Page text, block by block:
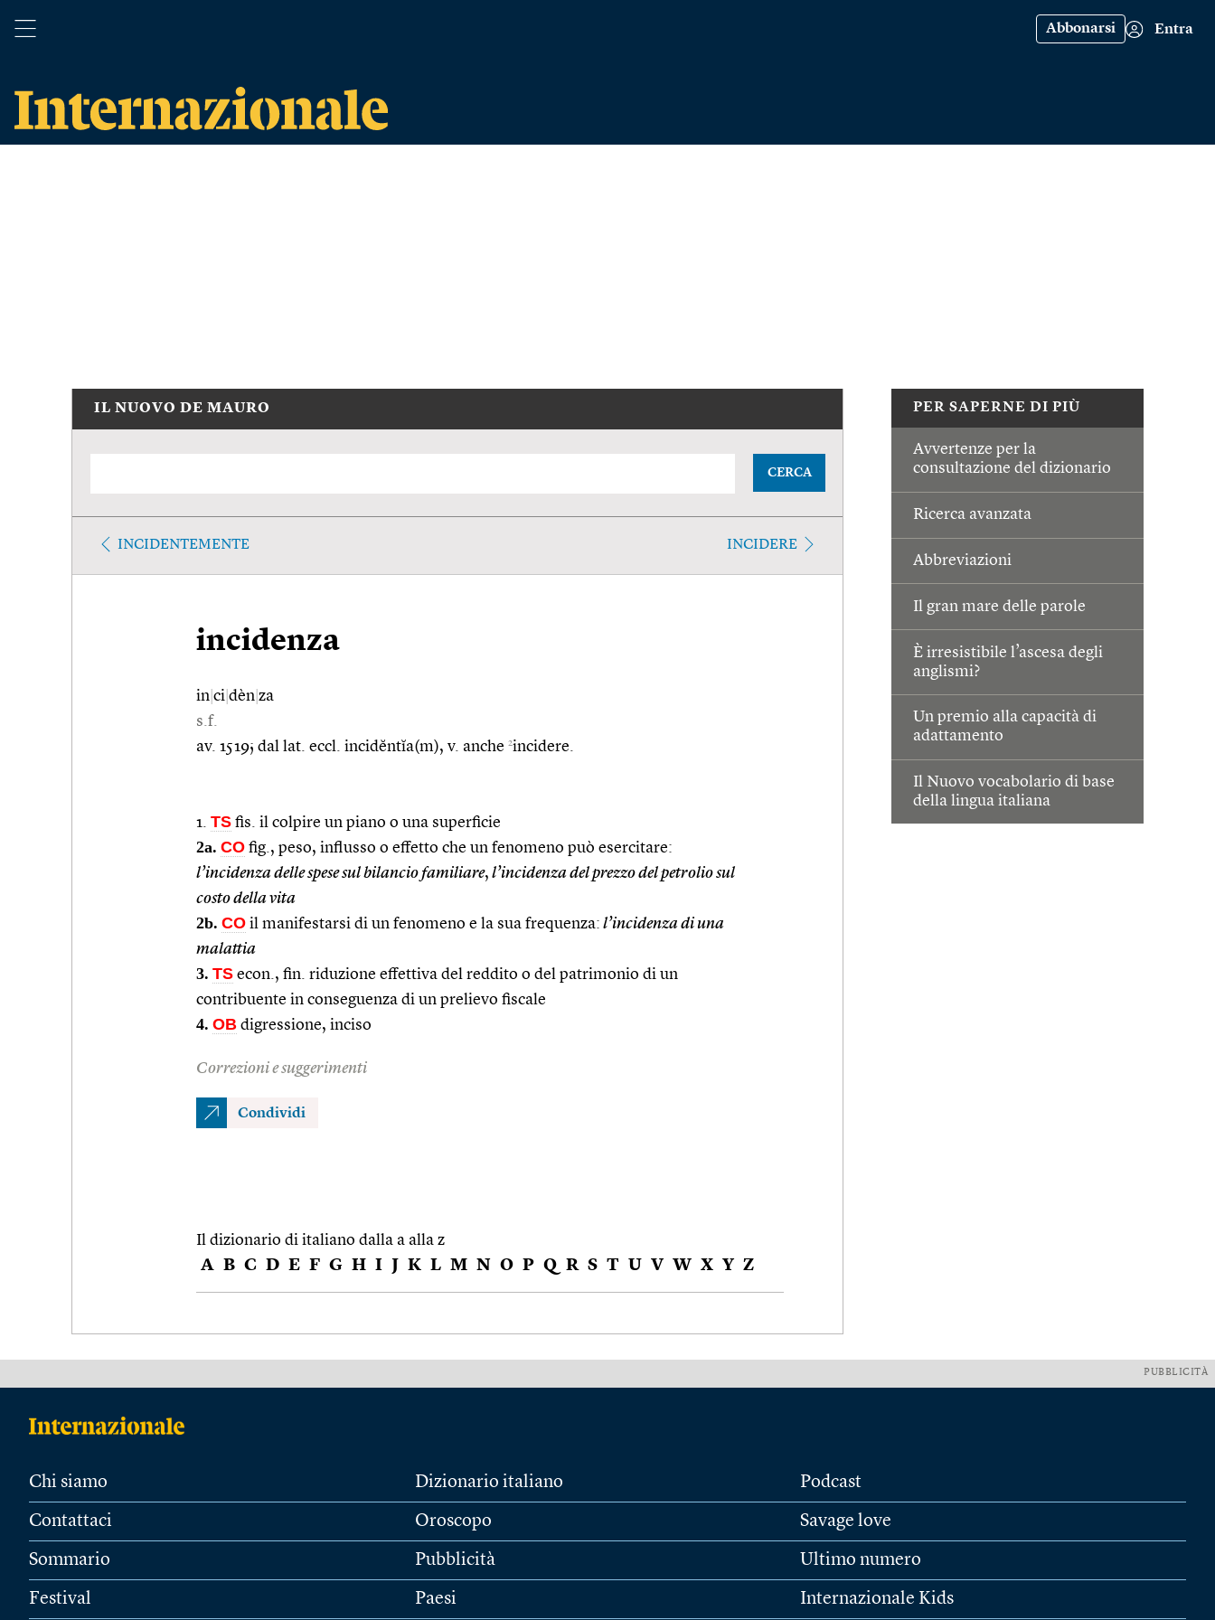
Abbonarsi Entra
PER SAPERNE DI PIÙ
Avvertenze per la
consultazione del dizionario
Ricerca avanzata
Abbreviazioni
Il gran mare delle parole
È irresistibile l’ascesa degli
anglismi?
Un premio alla capacità di
adattamento
Il Nuovo vocabolario di base
della lingua italiana
IL NUOVO DE MAURO
CERCA
INCIDENTEMENTE INCIDERE
incidenza
in ci dèn za
s.f.
av. 1519; dal lat. eccl. incidĕntĭa(m), v. anche 2incidere.
1. TS fis. il colpire un piano o una superficie
2a. CO fig., peso, influsso o effetto che un fenomeno può esercitare:
l’incidenza delle spese sul bilancio familiare, l’incidenza del prezzo del petrolio sul
costo della vita
2b. CO il manifestarsi di un fenomeno e la sua frequenza: l’incidenza di una
malattia
3. TS econ., fin. riduzione effettiva del reddito o del patrimonio di un
contribuente in conseguenza di un prelievo fiscale
4. OB digressione, inciso
Correzioni e suggerimenti
Condividi
Il dizionario di italiano dalla a alla z
A B C D E F G H I J K L M N O P Q R S T U V W X Y Z
PUBBLICITÀ
Chi siamo
Contattaci
Sommario
Festival
Dizionario italiano
Oroscopo
Pubblicità
Paesi
Podcast
Savage love
Ultimo numero
Internazionale Kids